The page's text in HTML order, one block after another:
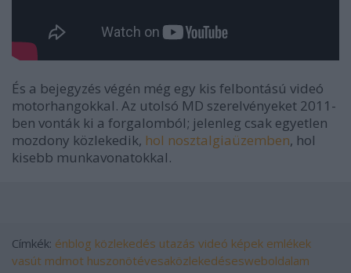
És a bejegyzés végén még egy kis felbontású videó
motorhangokkal. Az utolsó MD szerelvényeket 2011-
ben vonták ki a forgalomból; jelenleg csak egyetlen
mozdony közlekedik, hol nosztalgiaüzemben, hol
kisebb munkavonatokkal.
Címkék: énblog közlekedés utazás videó képek emlékek
vasút mdmot huszonötévesaközlekedésesweboldalam